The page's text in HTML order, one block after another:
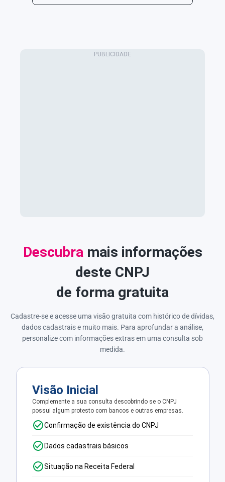
Descubra mais informações
deste CNPJ
de forma gratuita
Cadastre-se e acesse uma visão gratuita com histórico de dívidas,
dados cadastrais e muito mais. Para aprofundar a análise,
personalize com informações extras em uma consulta sob
medida.
Visão Inicial
Complemente a sua consulta descobrindo se o CNPJ
possui algum protesto com bancos e outras empresas.
Confirmação de existência do CNPJ
Dados cadastrais básicos
Situação na Receita Federal